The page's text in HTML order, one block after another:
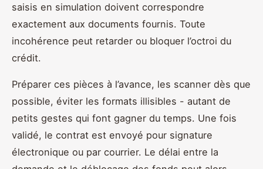
saisis en simulation doivent correspondre
exactement aux documents fournis. Toute
incohérence peut retarder ou bloquer l’octroi du
crédit.
Préparer ces pièces à l’avance, les scanner dès que
possible, éviter les formats illisibles - autant de
petits gestes qui font gagner du temps. Une fois
validé, le contrat est envoyé pour signature
électronique ou par courrier. Le délai entre la